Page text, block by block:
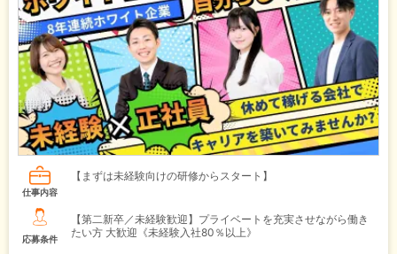
仕事内容
【まずは未経験向けの研修からスタート】
応募条件
【第二新卒／未経験歓迎】プライベートを充実させながら働き
たい方 大歓迎《未経験入社80％以上》